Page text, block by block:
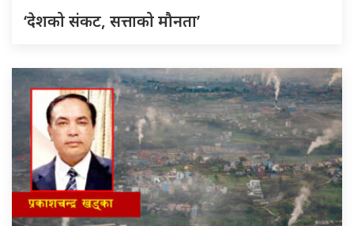
‘देशको संकट, सत्ताको मौनता’